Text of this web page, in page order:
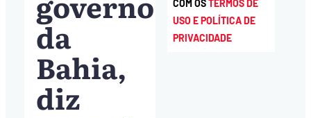
da
Bahia,
diz
COM OSTERMOS DE
USO E POLÍTICA DE
PRIVACIDADE